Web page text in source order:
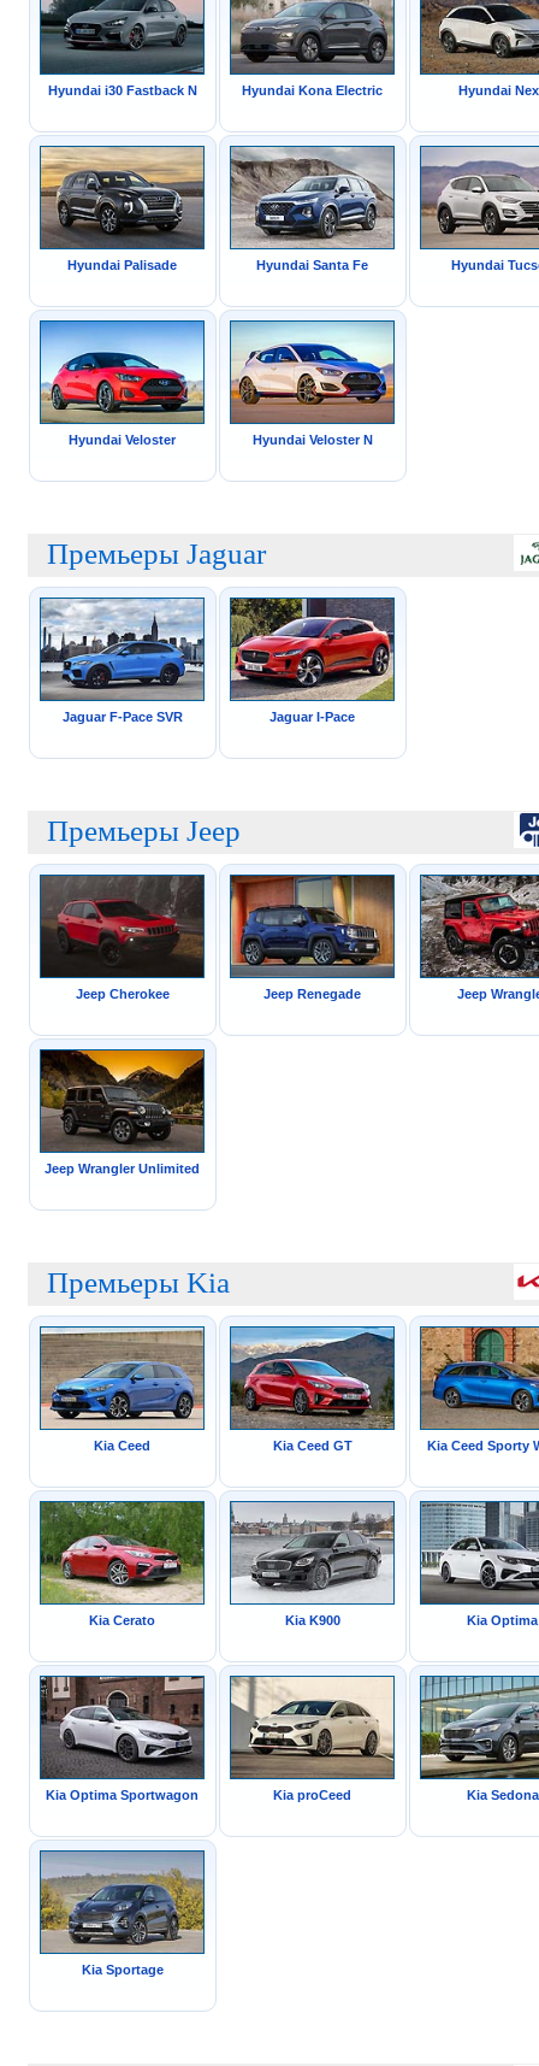
Hyundai i30 Fastback N Hyundai Kona Electric Hyundai
Hyundai Palisade Hyundai Santa Fe Hyundai
Hyundai Veloster Hyundai Veloster N
Премьеры Jaguar
Jaguar F-Pace SVR Jaguar I-Pace
Премьеры Jeep
Jeep Cherokee Jeep Renegade Jeep
Jeep Wrangler Unlimited
Премьеры Kia
Kia Ceed Kia Ceed GT Kia Ceed Sporty
Kia Cerato Kia K900 Kia Optima
Kia Optima Sportwagon Kia proCeed Kia Sedona
Kia Sportage